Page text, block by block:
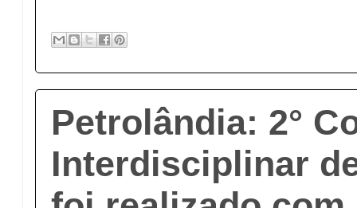
Petrolândia: 2°
Interdisciplinar